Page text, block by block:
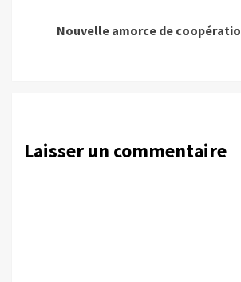
Nouvelle amorce de
Laisser un commentaire